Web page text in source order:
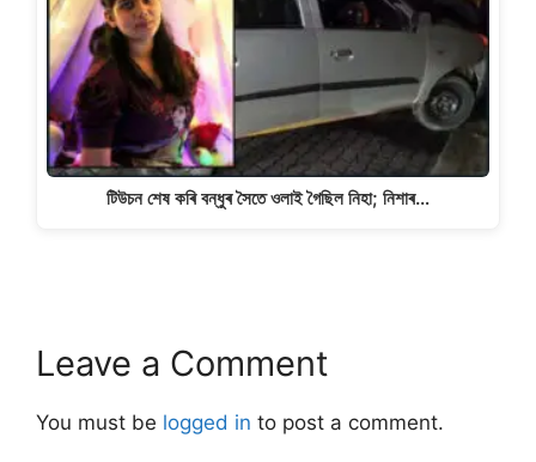
টিউচন শেষ কৰি বন্ধুৰ সৈতে ওলাই গৈছিল নিহা; নিশাৰ…
Leave a Comment
You must be logged in to post a comment.